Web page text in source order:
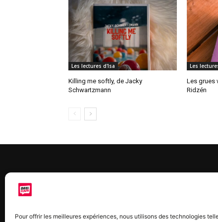
Pour offrir les meilleures expériences, nous utilisons des technologies
Les lectures d'Isa
Killing me softly, de Jacky
Schwartzmann
Les
Les grues
Ridzén